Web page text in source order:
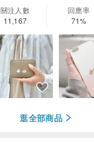
關注人數
11,167
回應率
71%
逛全部商品